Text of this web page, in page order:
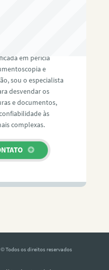
em perícia
e
sou o especialista
desvendar os
e documentos,
às
complexas.
© Todos os direitos reservados